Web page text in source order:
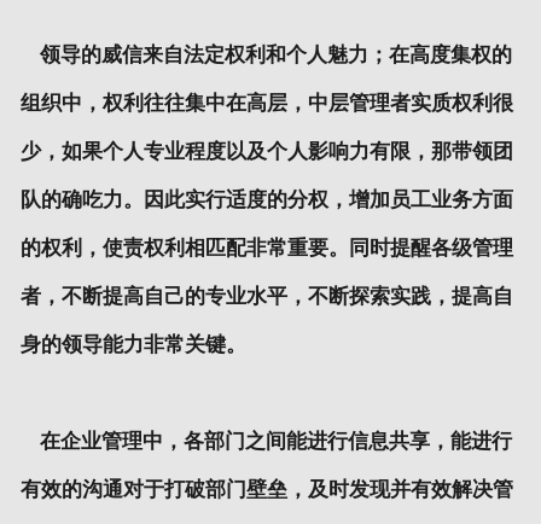
领导的威信来自法定权利和个人魅力；在高度集权的
组织中，权利往往集中在高层，中层管理者实质权利很
少，如果个人专业程度以及个人影响力有限，那带领团
队的确吃力。因此实行适度的分权，增加员工业务方面
的权利，使责权利相匹配非常重要。同时提醒各级管理
者，不断提高自己的专业水平，不断探索实践，提高自
身的领导能力非常关键。
在企业管理中，各部门之间能进行信息共享，能进行
有效的沟通对于打破部门壁垒，及时发现并有效解决管